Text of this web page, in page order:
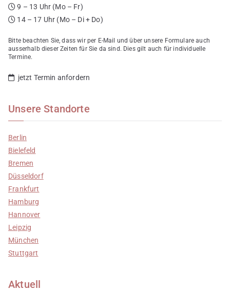
9 – 13 Uhr (Mo – Fr)
14 – 17 Uhr (Mo – Di + Do)
Bitte beachten Sie, dass wir per E-Mail und über unsere Formulare auch
ausserhalb dieser Zeiten für Sie da sind. Dies gilt auch für individuelle
Termine.
jetzt Termin anfordern
Unsere Standorte
Berlin
Bielefeld
Bremen
Düsseldorf
Frankfurt
Hamburg
Hannover
Leipzig
München
Stuttgart
Aktuell